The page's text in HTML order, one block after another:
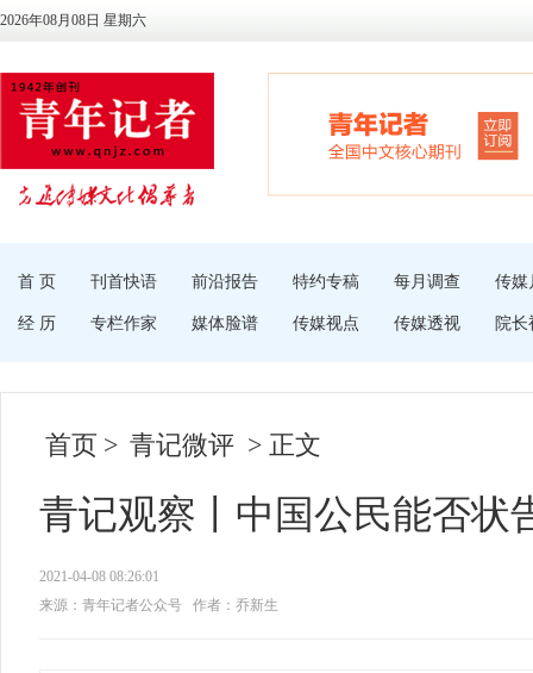
2026年08月08日 星期六
首 页 刊首快语 前沿报告 特约专稿 每月调查 传媒
经 历 专栏作家 媒体脸谱 传媒视点 传媒透视 院长
首页 > 青记微评 > 正文
青记观察丨中国公民能否状
2021-04-08 08:26:01
来源：青年记者公众号
作者：乔新生